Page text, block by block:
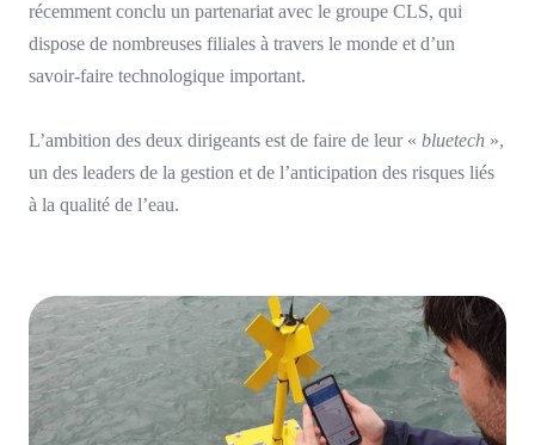
récemment conclu un partenariat avec le groupe CLS, qui
dispose de nombreuses filiales à travers le monde et d’un
savoir-faire technologique important.
L’ambition des deux dirigeants est de faire de leur « bluetech »,
un des leaders de la gestion et de l’anticipation des risques liés
à la qualité de l’eau.